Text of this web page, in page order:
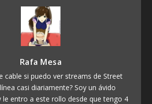
Rafa Mesa
cable si puedo ver streams de Street
casi diariamente? Soy un ávido
le entro a este rollo desde que tengo 4